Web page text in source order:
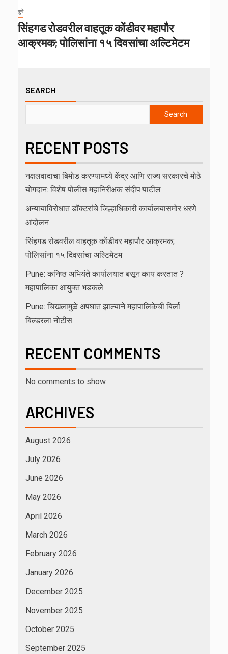
पुणे
सिंहगड रोडवरील वाहतूक कोंडीवर महापौर
आक्रमक; पोलिसांना १५ दिवसांचा अल्टिमेटम
SEARCH
Search
RECENT POSTS
नक्षलवादाचा बिमोड करण्यामध्ये केंद्र आणि राज्य सरकारचे मोठे
योगदान: विशेष पोलीस महानिरीक्षक संदीप पाटील
अन्यायाविरोधात डॉक्टरांचे जिल्हाधिकारी कार्यालयासमोर धरणे
आंदोलन
सिंहगड रोडवरील वाहतूक कोंडीवर महापौर आक्रमक;
पोलिसांना १५ दिवसांचा अल्टिमेटम
Pune: कनिष्ठ अभियंते कार्यालयात बसून काय करतात ?
महापालिका आयुक्त भडकले
Pune: चिखलामुळे अपघात झाल्याने महापालिकेची बिर्ला
बिल्डरला नोटीस
RECENT COMMENTS
No comments to show.
ARCHIVES
August 2026
July 2026
June 2026
May 2026
April 2026
March 2026
February 2026
January 2026
December 2025
November 2025
October 2025
September 2025